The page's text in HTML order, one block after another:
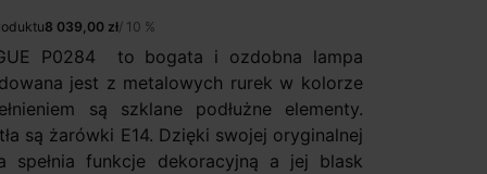
8 039,00 zł/ 10 %
P0284 to bogata i ozdobna lampa
jest z metalowych rurek w kolorze
są szklane podłużne elementy.
są żarówki E14. Dzięki swojej oryginalnej
spełnia funkcje dekoracyjną a jej blask